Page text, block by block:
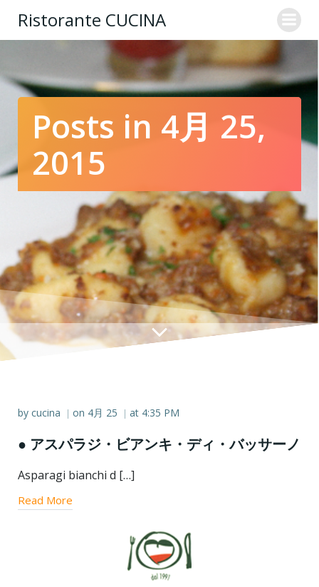
ン
テ
ン
ツ
へ
キ
Ristorante CUCINA
Posts in 4月 25,
2015
by cucina | on 4月 25 | at 4:35 PM
● アスパラジ・ビアンキ・ディ・バッサーノ
Asparagi bianchi d […]
Read More